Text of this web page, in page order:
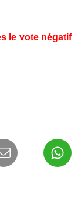
le vote négatif